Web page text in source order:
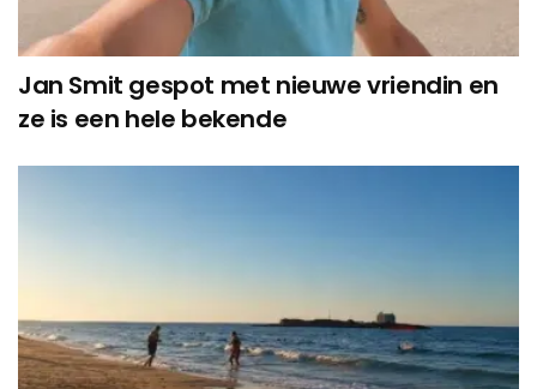
Jan Smit gespot met nieuwe vriendin en
ze is een hele bekende